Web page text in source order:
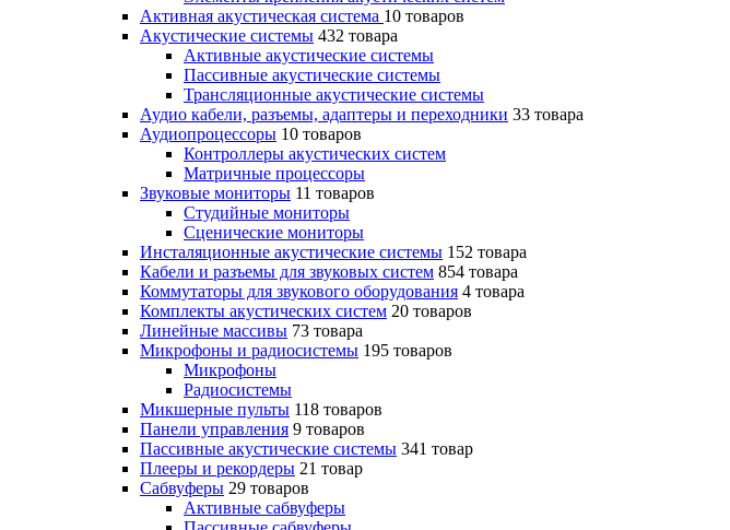
Активная акустическая система 10 товаров
Акустические системы 432 товара
Активные акустические системы
Пассивные акустические системы
Трансляционные акустические системы
Аудио кабели, разъемы, адаптеры и переходники 33 товара
Аудиопроцессоры 10 товаров
Контроллеры акустических систем
Матричные процессоры
Звуковые мониторы 11 товаров
Студийные мониторы
Сценические мониторы
Инсталяционные акустические системы 152 товара
Кабели и разъемы для звуковых систем 854 товара
Коммутаторы для звукового оборудования 4 товара
Комплекты акустических систем 20 товаров
Линейные массивы 73 товара
Микрофоны и радиосистемы 195 товаров
Микрофоны
Радиосистемы
Микшерные пульты 118 товаров
Панели управления 9 товаров
Пассивные акустические системы 341 товар
Плееры и рекордеры 21 товар
Сабвуферы 29 товаров
Активные сабвуферы